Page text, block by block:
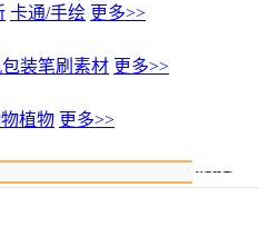
卡通/手绘 更多>>
装笔刷素材 更多>>
植物 更多>>